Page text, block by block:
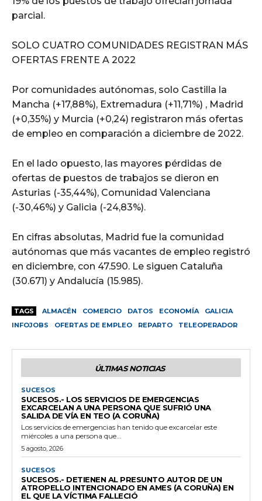
parcial.
SOLO CUATRO COMUNIDADES REGISTRAN MÁS
OFERTAS FRENTE A 2022
Por comunidades autónomas, solo Castilla la
Mancha (+17,88%), Extremadura (+11,71%) , Madrid
(+0,35%) y Murcia (+0,24) registraron más ofertas
de empleo en comparación a diciembre de 2022.
En el lado opuesto, las mayores pérdidas de
ofertas de puestos de trabajos se dieron en
Asturias (-35,44%), Comunidad Valenciana
(-30,46%) y Galicia (-24,83%).
En cifras absolutas, Madrid fue la comunidad
autónomas que más vacantes de empleo registró
en diciembre, con 47.590. Le siguen Cataluña
(30.671) y Andalucía (15.985).
TAGS ALMACÉN COMERCIO DATOS ECONOMÍA
GALICIA
INFOJOBS
OFERTAS DE EMPLEO REPARTO TELEOPERADOR
ÚLTIMAS NOTICIAS
SUCESOS
SUCESOS.- LOS SERVICIOS DE EMERGENCIAS
EXCARCELAN A UNA PERSONA QUE SUFRIÓ UNA
SALIDA DE VÍA EN TEO (A CORUÑA)
Los servicios de emergencias han tenido que excarcelar este
miércoles a una persona que...
5 agosto, 2026
SUCESOS
SUCESOS.- DETIENEN AL PRESUNTO AUTOR DE UN
ATROPELLO INTENCIONADO EN AMES (A CORUÑA) EN
EL QUE LA VÍCTIMA FALLECIÓ